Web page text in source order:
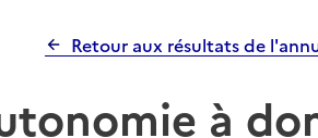
Retour aux résultats de
à